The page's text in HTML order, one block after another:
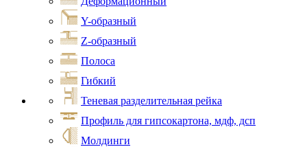
Y-образный
Z-образный
Полоса
Гибкий
Теневая разделительная рейка
Профиль для гипсокартона, мдф, дсп
Молдинги